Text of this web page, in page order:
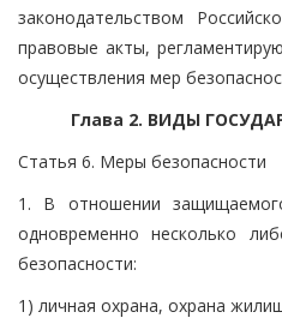
законодательством
правовые акты,
осуществления мер
Глава 2. ВИДЫ
Статья 6. Меры безопасности
1. В отношении
одновременно несколько
безопасности:
1) личная охрана, охрана